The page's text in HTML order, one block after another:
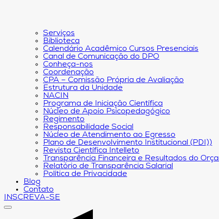
Serviços
Biblioteca
Calendário Acadêmico Cursos Presenciais
Canal de Comunicação do DPO
Conheça-nos
Coordenação
CPA – Comissão Própria de Avaliação
Estrutura da Unidade
NACIN
Programa de Iniciação Científica
Núcleo de Apoio Psicopedagógico
Regimento
Responsabilidade Social
Núcleo de Atendimento ao Egresso
Plano de Desenvolvimento Institucional (PDI))
Revista Científica Intelleto
Transparência Financeira e Resultados do
Relatório de Transparência Salarial
Política de Privacidade
Blog
Contato
INSCREVA-SE